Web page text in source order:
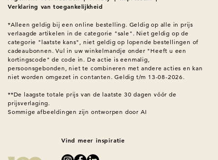
Verklaring van toegankelijkheid
*Alleen geldig bij een online bestelling. Geldig op alle in prijs
verlaagde artikelen in de categorie "sale". Niet geldig op de
categorie "laatste kans", niet geldig op lopende bestellingen of
cadeaubonnen. Vul in uw winkelmandje onder "Heeft u een
kortingscode" de code in. De actie is eenmalig,
persoonsgebonden, niet te combineren met andere acties en kan
niet worden omgezet in contanten. Geldig t/m 13-08-2026.
**De laagste totale prijs van de laatste 30 dagen vóór de
prijsverlaging.
Sommige afbeeldingen zijn ontworpen door AI
Vind meer inspiratie